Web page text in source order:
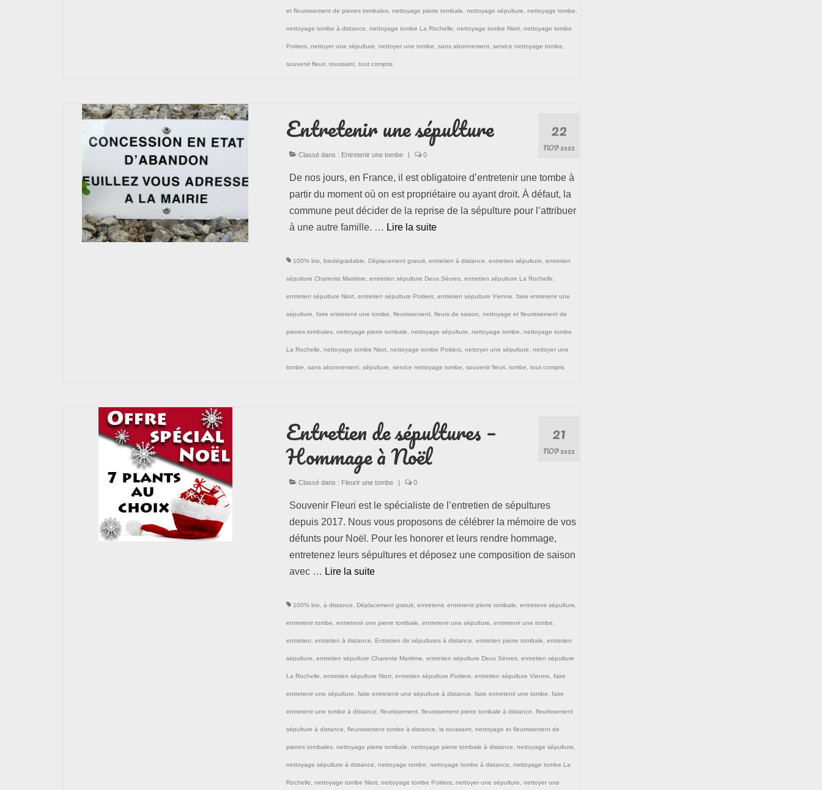
et fleurissement de pierres tombales, nettoyage pierre tombale nettoyage sépulture nettoyage tombe
nettoyage tombe à distance nettoyage tombe La Rochelle nettoyage tombe Niort, nettoyage tombe
Poitiers, nettoyer une sépulture nettoyer une tombe sans abonnement, service nettoyage tombe
souvenir fleuri, toussaint, tout compris
22
NOV 2022
Entretenir une sépulture
Classé dans : Entretenir une tombe | 0
De nos jours, en France, il est obligatoire d’entretenir une tombe à
partir du moment où on est propriétaire ou ayant droit. À défaut, la
commune peut décider de la reprise de la sépulture pour l’attribuer
à une autre famille. … Lire la suite­­
100% bio biodégradable Déplacement gratuit, entretien à distance entretien sépulture entretien
sépulture Charente Maritime entretien sépulture Deux Sèvres, entretien sépulture La Rochelle
entretien sépulture Niort, entretien sépulture Poitiers, entretien sépulture Vienne faire entretenir une
sépulture faire entretenir une tombe fleurissement, fleurs de saison nettoyage et fleurissement de
pierres tombales, nettoyage pierre tombale nettoyage sépulture nettoyage tombe nettoyage tombe
La Rochelle nettoyage tombe Niort, nettoyage tombe Poitiers, nettoyer une sépulture nettoyer une
tombe sans abonnement, sépulture service nettoyage tombe souvenir fleuri, tombe tout compris
21
NOV 2022
Entretien de sépultures –
Hommage à Noël
Classé dans : Fleurir une tombe | 0
Souvenir Fleuri est le spécialiste de l’entretien de sépultures
depuis 2017. Nous vous proposons de célébrer la mémoire de vos
défunts pour Noël. Pour les honorer et leurs rendre hommage,
entretenez leurs sépultures et déposez une composition de saison
avec … Lire la suite­­
100% bio à distance Déplacement gratuit, entretenir, entretenir pierre tombale entretenir sépulture
entretenir tombe entretenir une pierre tombale entretenir une sépulture entretenir une tombe
entretien entretien à distance Entretien de sépultures à distance entretien pierre tombale entretien
sépulture entretien sépulture Charente Maritime entretien sépulture Deux Sèvres, entretien sépulture
La Rochelle entretien sépulture Niort, entretien sépulture Poitiers, entretien sépulture Vienne faire
entretenir une sépulture faire entretenir une sépulture à distance faire entretenir une tombe faire
entretenir une tombe à distance fleurissement, fleurissement pierre tombale à distance fleurissement
sépulture à distance fleurissement tombe à distance la toussaint, nettoyage et fleurissement de
pierres tombales, nettoyage pierre tombale nettoyage pierre tombale à distance nettoyage sépulture
nettoyage sépulture à distance nettoyage tombe nettoyage tombe à distance nettoyage tombe La
Rochelle nettoyage tombe Niort, nettoyage tombe Poitiers, nettoyer une sépulture nettoyer une